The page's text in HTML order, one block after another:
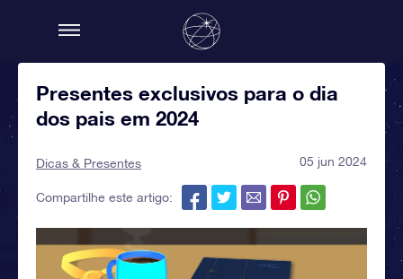
Presentes exclusivos para o dia
dos pais em 2024
Dicas & Presentes 05 jun 2024
Compartilhe este artigo: